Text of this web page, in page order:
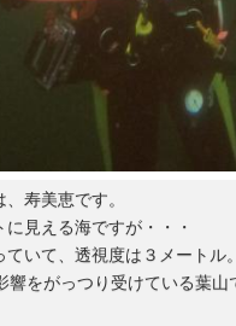
寿美恵です。
見える海ですが・・・
ていて、透視度は３メートル
響をがっつり受けている葉山